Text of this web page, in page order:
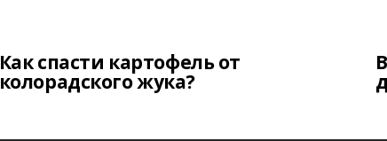
Как спасти картофель от
колорадского жука?